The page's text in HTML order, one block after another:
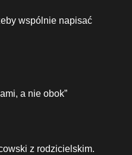
wspólnie napisać
a nie obok”
z rodzicielskim.